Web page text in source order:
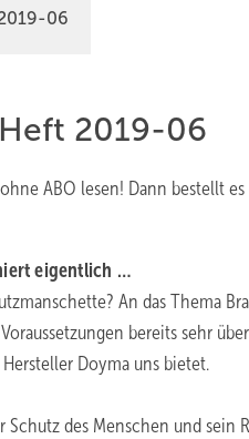
06
2019-06
ABO lesen! Dann bestellt
eigentlich …
An das Thema
bereits sehr
Doyma uns bietet.
Schutz des Menschen und